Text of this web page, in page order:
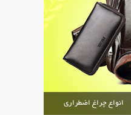
انواع چراغ اضطراری